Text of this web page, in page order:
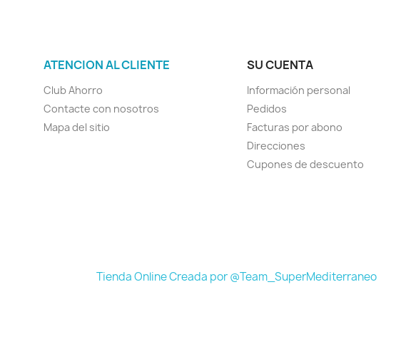
ATENCION AL CLIENTE
Club Ahorro
Contacte con nosotros
Mapa del sitio
SU CUENTA
Información personal
Pedidos
Facturas por abono
Direcciones
Cupones de descuento
Tienda Online Creada por @Team_SuperMediterraneo